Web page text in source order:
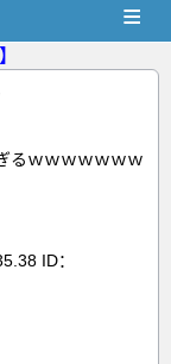
≡
るｗｗｗｗｗｗｗ
ID：